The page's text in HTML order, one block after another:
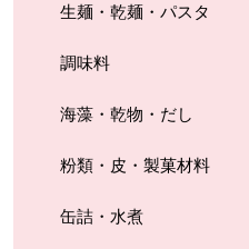
生麺・乾麺・パスタ
調味料
海藻・乾物・だし
粉類・皮・製菓材料
缶詰・水煮